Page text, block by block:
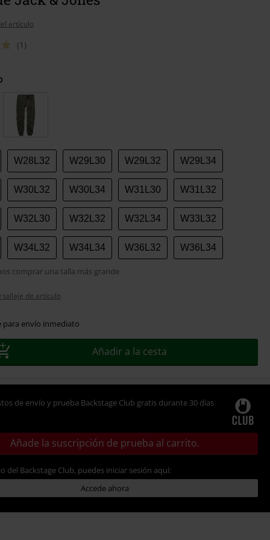
artículo
(1)
W28L32 W29L30 W29L32 W29L34
W30L32 W30L34 W31L30 W31L32
W32L30 W32L32 W32L34 W33L32
W34L32 W34L34 W36L32 W36L34
comprar una talla más grande
tallaje de artículo
para envío inmediato
Añadir a la cesta
de envío y prueba Backstage Club gratis durante 30 días
Añade la suscripción de prueba al carrito.
del Backstage Club, puedes iniciar sesión aquí:
Accede ahora